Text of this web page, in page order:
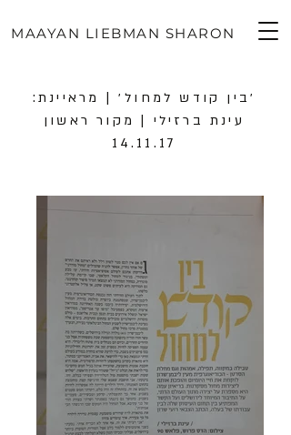
MAAYAN LIEBMAN SHARON
׳בין קודש למחול׳ | מראיינת:
עינת ברזילי | מקור ראשון
14.11.17